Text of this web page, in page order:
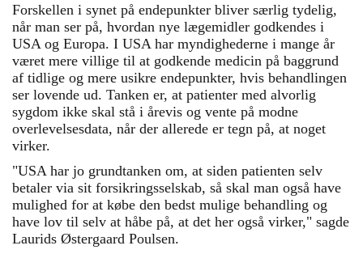
Forskellen i synet på endepunkter bliver særlig tydelig,
når man ser på, hvordan nye lægemidler godkendes i
USA og Europa. I USA har myndighederne i mange år
været mere villige til at godkende medicin på baggrund
af tidlige og mere usikre endepunkter, hvis behandlingen
ser lovende ud. Tanken er, at patienter med alvorlig
sygdom ikke skal stå i årevis og vente på modne
overlevelsesdata, når der allerede er tegn på, at noget
virker.
"USA har jo grundtanken om, at siden patienten selv
betaler via sit forsikringsselskab, så skal man også have
mulighed for at købe den bedst mulige behandling og
have lov til selv at håbe på, at det her også virker," sagde
Laurids Østergaard Poulsen.